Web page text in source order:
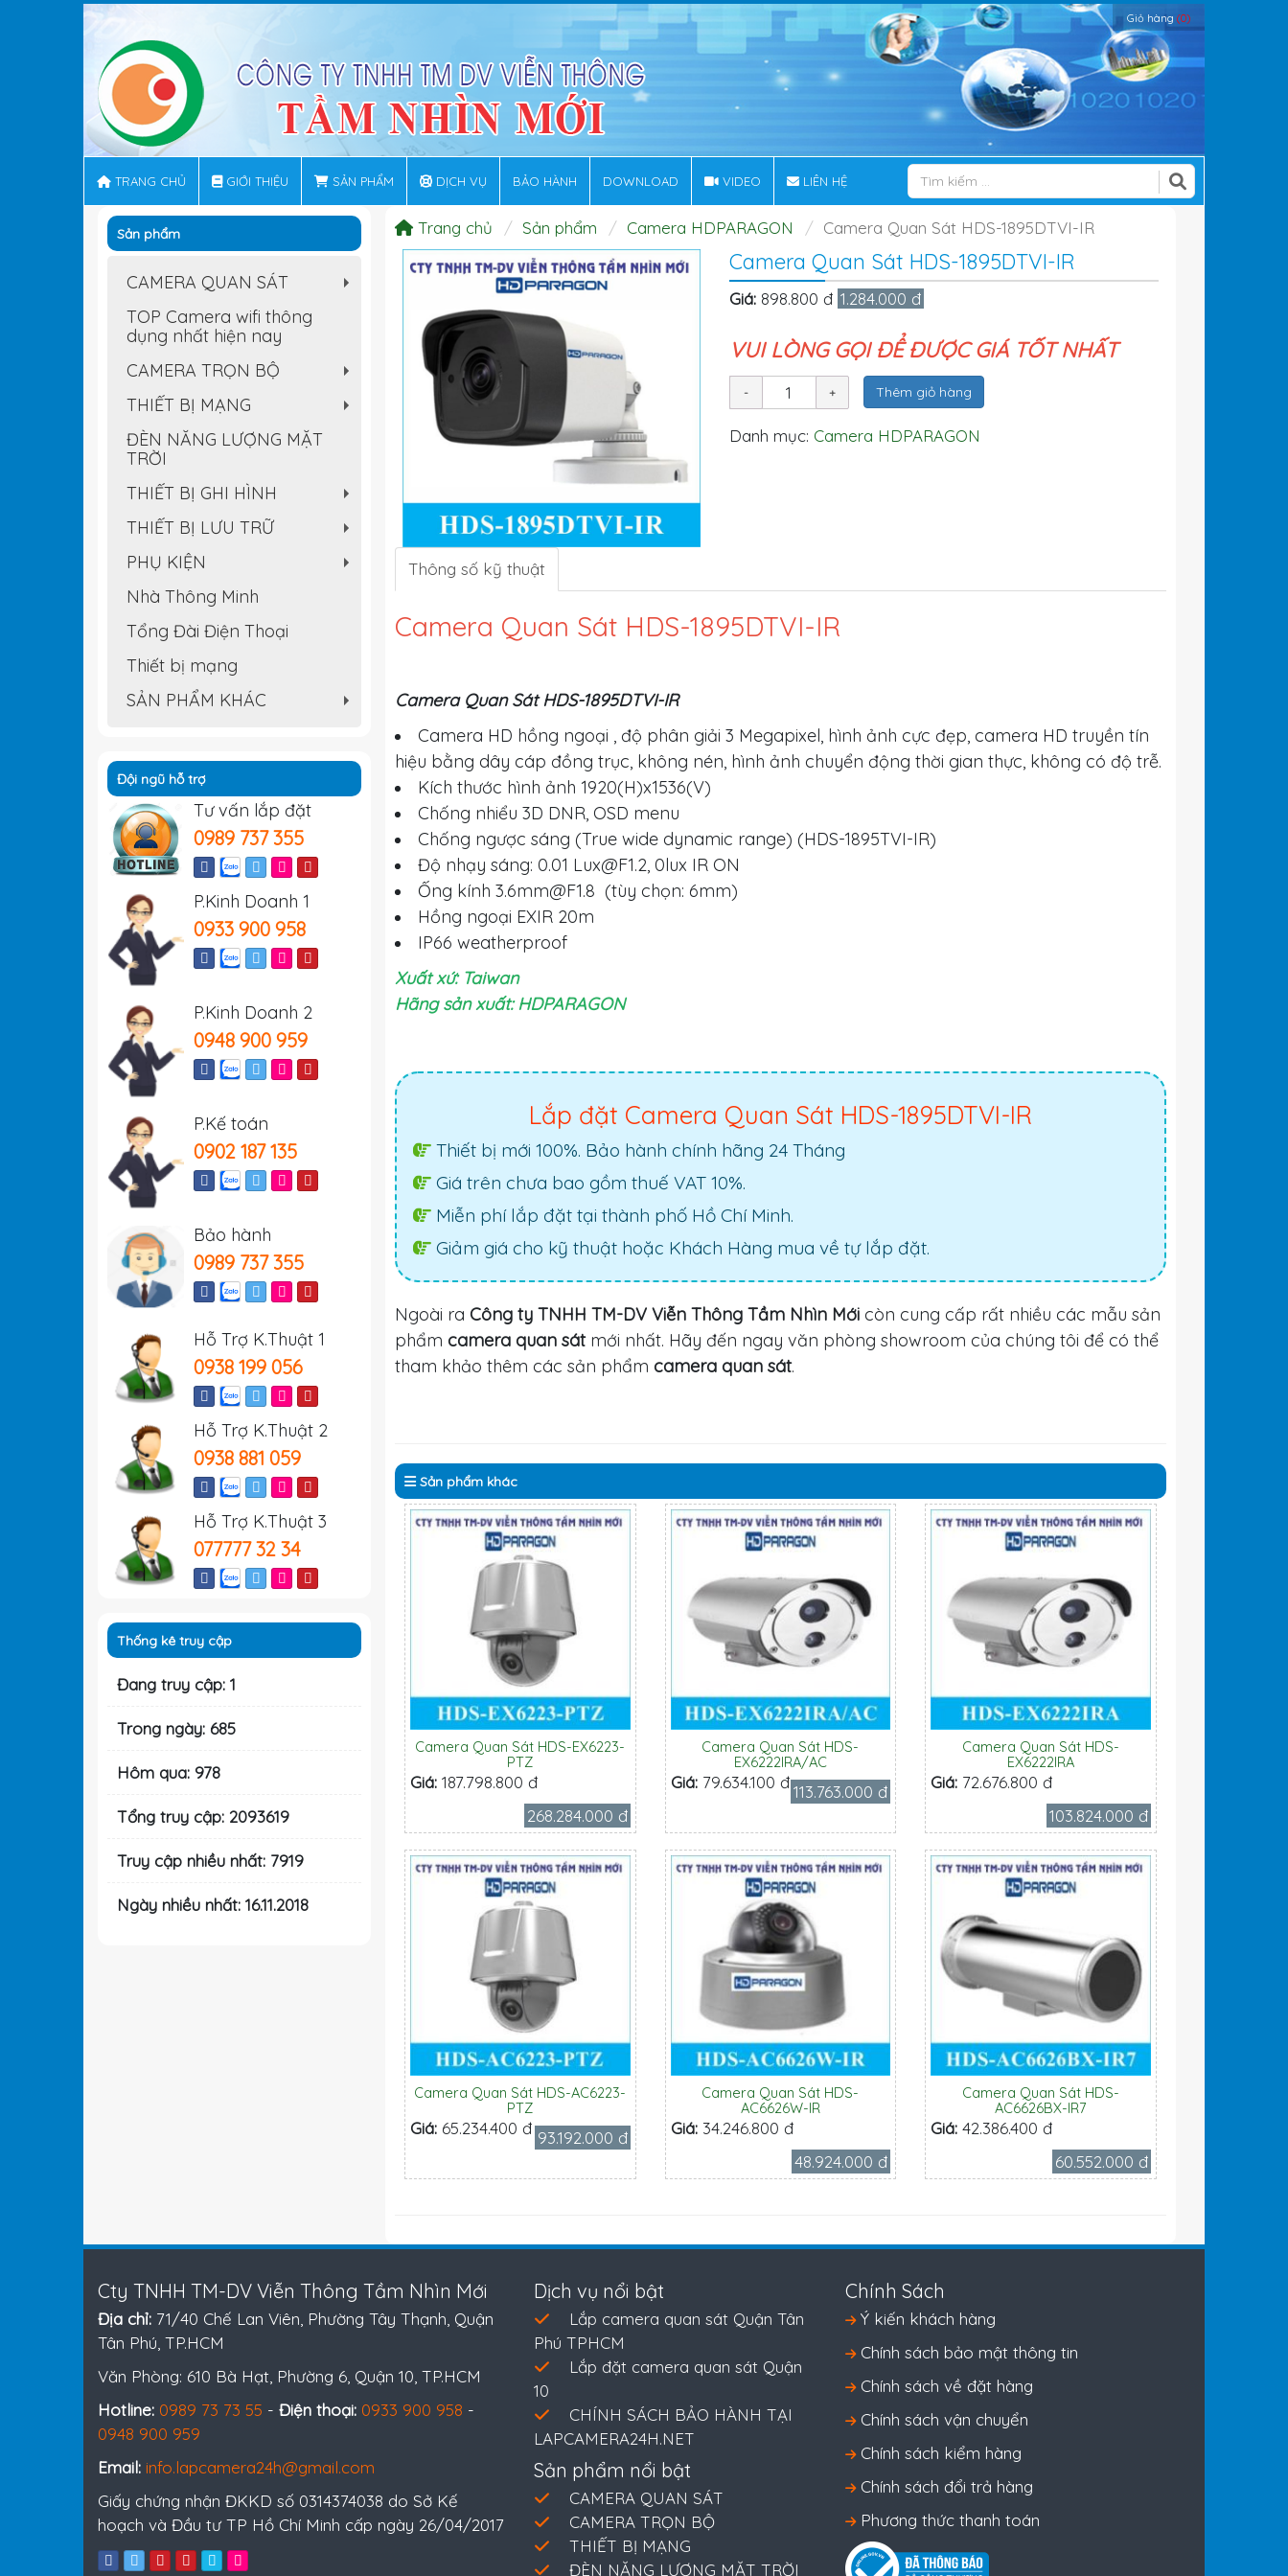
Giỏ hàng (0)
TRANG CHỦ GIỚI THIỆU SẢN PHẨM DỊCH VỤ BẢO HÀNH DOWNLOAD VIDEO LIÊN HỆ
Trang chủ Sản phẩm Camera HDPARAGON Camera Quan Sát HDS-1895DTVI-IR
Camera Quan Sát HDS-1895DTVI-IR
Giá: 898.800 đ 1.284.000 đ
VUI LÒNG GỌI ĐỂ ĐƯỢC GIÁ TỐT NHẤT
Thêm giỏ hàng
Danh mục: Camera HDPARAGON
Thông số kỹ thuật
Camera Quan Sát HDS-1895DTVI-IR
Camera Quan Sát HDS-1895DTVI-IR
Camera HD hồng ngoại , độ phân giải 3 Megapixel, hình ảnh cực đẹp, camera HD truyền tín
hiệu bằng dây cáp đồng trục, không nén, hình ảnh chuyển động thời gian thực, không có độ trễ.
Kích thước hình ảnh 1920(H)x1536(V)
Chống nhiểu 3D DNR, OSD menu
Chống ngược sáng (True wide dynamic range) (HDS-1895TVI-IR)
Độ nhạy sáng: 0.01 Lux@F1.2, 0lux IR ON
Ống kính 3.6mm@F1.8 (tùy chọn: 6mm)
Hồng ngoại EXIR 20m
IP66 weatherproof
Xuất xứ: Taiwan
Hãng sản xuất: HDPARAGON
Lắp đặt Camera Quan Sát HDS-1895DTVI-IR
Thiết bị mới 100%. Bảo hành chính hãng 24 Tháng
Giá trên chưa bao gồm thuế VAT 10%.
Miễn phí lắp đặt tại thành phố Hồ Chí Minh.
Giảm giá cho kỹ thuật hoặc Khách Hàng mua về tự lắp đặt.
Ngoài ra Công ty TNHH TM-DV Viễn Thông Tầm Nhìn Mới còn cung cấp rất nhiều các mẫu sản
phẩm camera quan sátmới nhất. Hãy đến ngay văn phòng showroom của chúng tôi để có thể
tham khảo thêm các sản phẩm camera quan sát.
Sản phẩm khác
Camera Quan Sát HDS-EX6223-
PTZ
Giá: 187.798.800 đ
268.284.000 đ
Camera Quan Sát HDS-
EX6222IRA/AC
Giá: 79.634.100 đ 113.763.000 đ
Camera Quan Sát HDS-
EX6222IRA
Giá: 72.676.800 đ
103.824.000 đ
Camera Quan Sát HDS-AC6223-
PTZ
Giá: 65.234.400 đ 93.192.000 đ
Camera Quan Sát HDS-
AC6626W-IR
Giá: 34.246.800 đ
48.924.000 đ
Camera Quan Sát HDS-
AC6626BX-IR7
Giá:42.386.400 đ
60.552.000 đ
Sản phẩm
CAMERA QUAN SÁT
TOP Camera wifi thông
dụng nhất hiện nay
CAMERA TRỌN BỘ
THIẾT BỊ MẠNG
ĐÈN NĂNG LƯỢNG MẶT
TRỜI
THIẾT BỊ GHI HÌNH
THIẾT BỊ LƯU TRỮ
PHỤ KIỆN
Nhà Thông Minh
Tổng Đài Điện Thoại
Thiết bị mạng
SẢN PHẨM KHÁC
Đội ngũ hỗ trợ
Tư vấn lắp đặt
0989 737 355
P.Kinh Doanh 1
0933 900 958
P.Kinh Doanh 2
0948 900 959
P.Kế toán
0902 187 135
Bảo hành
0989 737 355
Hỗ Trợ K.Thuật 1
0938 199 056
Hỗ Trợ K.Thuật 2
0938 881 059
Hỗ Trợ K.Thuật 3
077777 32 34
Thống kê truy cập
Đang truy cập: 1
Trong ngày: 685
Hôm qua: 978
Tổng truy cập: 2093619
Truy cập nhiều nhất: 7919
Ngày nhiều nhất: 16.11.2018
Cty TNHH TM-DV Viễn Thông Tầm Nhìn Mới
Địa chỉ: 71/40 Chế Lan Viên, Phường Tây Thạnh, Quận
Tân Phú, TP.HCM
Văn Phòng: 610 Bà Hạt, Phường 6, Quận 10, TP.HCM
Hotline: 0989 73 73 55 - Điện thoại: 0933 900 958 -
0948 900 959
Email: info.lapcamera24h@gmail.com
Giấy chứng nhận ĐKKD số 0314374038 do Sở Kế
hoạch và Đầu tư TP Hồ Chí Minh cấp ngày 26/04/2017
Dịch vụ nổi bật
Lắp camera quan sát Quận Tân
Phú TPHCM
Lắp đặt camera quan sát Quận
10
CHÍNH SÁCH BẢO HÀNH TẠI
LAPCAMERA24H.NET
Sản phẩm nổi bật
CAMERA QUAN SÁT
CAMERA TRỌN BỘ
THIẾT BỊ MẠNG
ĐÈN NĂNG LƯỢNG MẶT TRỜI
Chính Sách
Ý kiến khách hàng
Chính sách bảo mật thông tin
Chính sách về đặt hàng
Chính sách vận chuyển
Chính sách kiểm hàng
Chính sách đổi trả hàng
Phương thức thanh toán